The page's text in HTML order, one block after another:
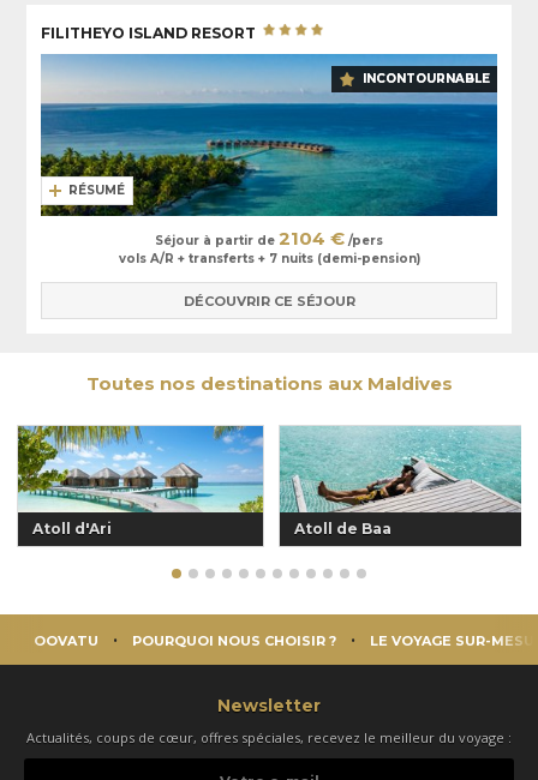
FILITHEYO ISLAND RESORT
INCONTOURNABLE
RÉSUMÉ
Séjour à partir de 2104 € /pers
vols A/R + transferts + 7 nuits (demi-pension)
DÉCOUVRIR CE SÉJOUR
Toutes nos destinations aux Maldives
Atoll d'Ari Atoll de Baa
OOVATU POURQUOI NOUS CHOISIR ? LE VOYAGE SUR-
Newsletter
Actualités, coups de cœur, offres spéciales, recevez le meilleur du voyage :